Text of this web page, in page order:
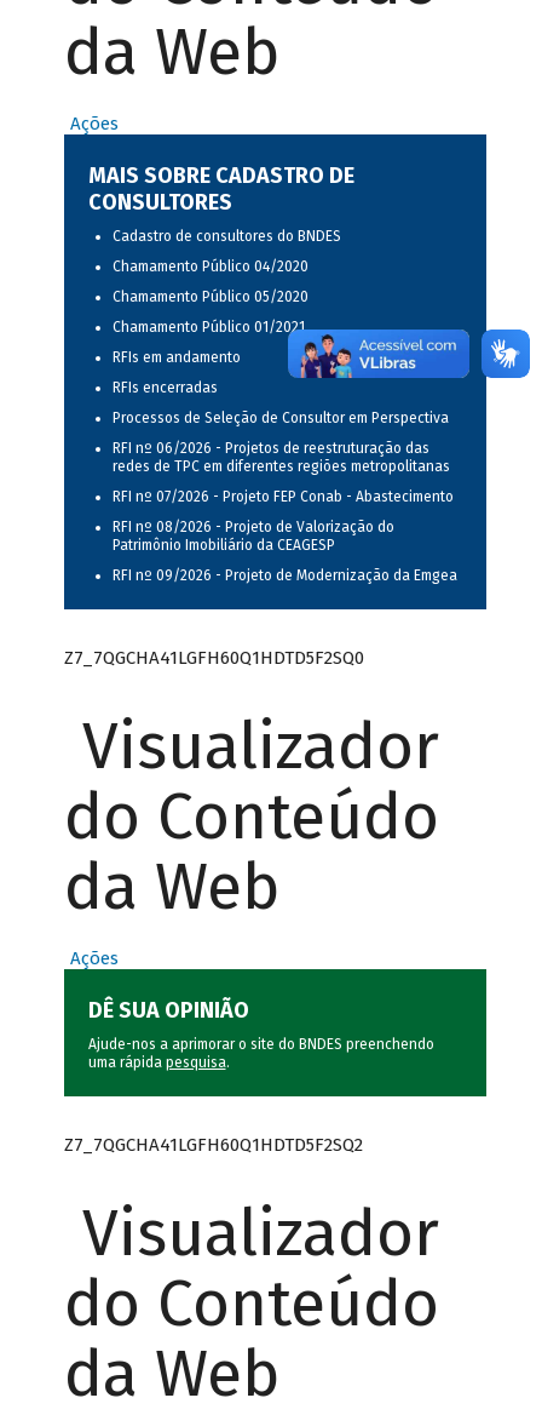
da Web
Ações
MAIS SOBRE CADASTRO DE
CONSULTORES
Cadastro de consultores do BNDES
Chamamento Público 04/2020
Chamamento Público 05/2020
Chamamento Público 01/2021
RFIs em andamento
RFIs encerradas
Processos de Seleção de Consultor em Perspectiva
RFI nº 06/2026 - Projetos de reestruturação das
redes de TPC em diferentes regiões metropolitanas
RFI nº 07/2026 - Projeto FEP Conab - Abastecimento
RFI nº 08/2026 - Projeto de Valorização do
Patrimônio Imobiliário da CEAGESP
RFI nº 09/2026 - Projeto de Modernização da Emgea
Z7_7QGCHA41LGFH60Q1HDTD5F2SQ0
Visualizador
do Conteúdo
da Web
Ações
DÊ SUA OPINIÃO
Ajude-nos a aprimorar o site do BNDES preenchendo
uma rápida pesquisa.
Z7_7QGCHA41LGFH60Q1HDTD5F2SQ2
Visualizador
do Conteúdo
da Web